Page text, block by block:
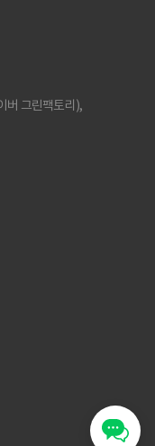
버 그린팩토리),